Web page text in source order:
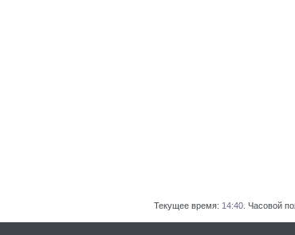
Текущее время: 14:40 . Часовой